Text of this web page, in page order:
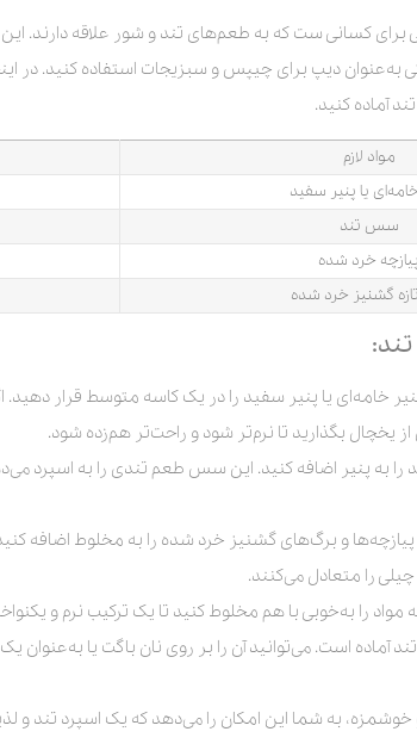
برای کسانی ست که به طعم‌های تند و شور علاقه دارند.
به‌عنوان دیپ برای چیپس و سبزیجات استفاده کنید. در
آماده کنید.
مواد لازم
یا پنیر سفید
سس تند
پیازچه خرد شده
گشنیز خرد شده
پنیر خامه‌ای یا پنیر سفید را در یک کاسه متوسط قرار
یخچال بگذارید تا نرم‌تر شود و راحت‌تر هم‌زده شود.
پنیر اضافه کنید. این سس طعم تندی را به اسپرد
و برگ‌های گشنیز خرد شده را به مخلوط اضافه
را متعادل می‌کنند.
را به‌خوبی با هم مخلوط کنید تا یک ترکیب نرم و
آماده است. می‌توانید آن را بر روی نان باگت یا
به شما این امکان را می‌دهد که یک اسپرد تند و